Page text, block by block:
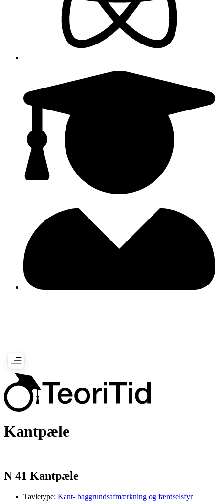
Kantpæle
N 41 Kantpæle
Tavletype: Kant- baggrundsafmærkning og færdselsfyr